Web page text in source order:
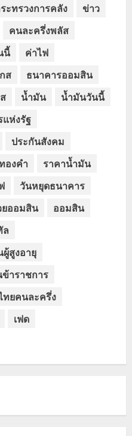
ะทรวงการคลัง
ข่าว
คนละครึ่งพลัส
นี้
ค่าไฟ
ส
ธนาคารออมสิน
น้ำมัน
น้ำมันวันนี้
ห่งรัฐ
ประกันสังคม
องคำ
ราคาน้ำมัน
วันหยุดธนาคาร
ออมสิน
ออมสิน
ล
ผู้สูงอายุ
ข้าราชการ
ทยคนละครึ่ง
เฟด